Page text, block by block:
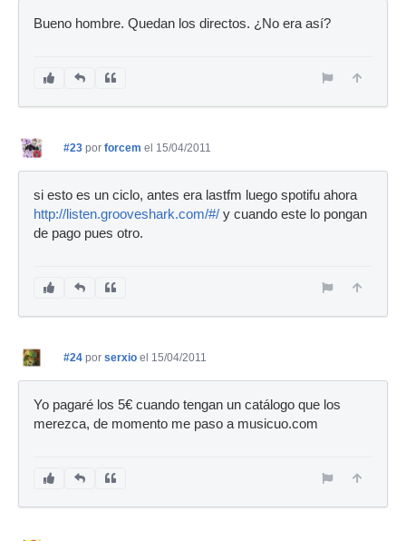
Bueno hombre. Quedan los directos. ¿No era así?
#23 por forcem el 15/04/2011
si esto es un ciclo, antes era lastfm luego spotifu ahora
http://listen.grooveshark.com/#/ y cuando este lo pongan
de pago pues otro.
#24 por serxio el 15/04/2011
Yo pagaré los 5€ cuando tengan un catálogo que los
merezca, de momento me paso a musicuo.com